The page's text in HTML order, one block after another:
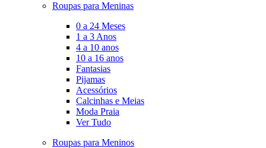
Roupas para Meninas
0 a 24 Meses
1 a 3 Anos
4 a 10 anos
10 a 16 anos
Fantasias
Pijamas
Acessórios
Calcinhas e Meias
Moda Praia
Ver Tudo
Roupas para Meninos